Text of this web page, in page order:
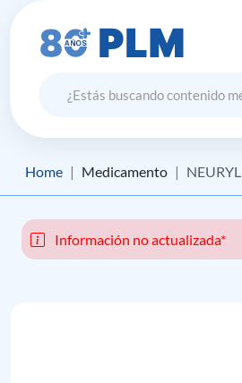
Home Medicamento NEURYL
Información no actualizada*